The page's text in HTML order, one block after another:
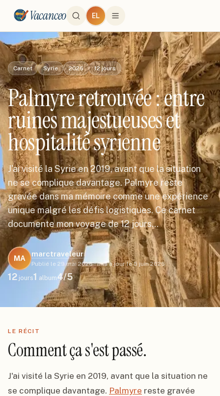
Vacanceo EL
Carnet Syrie 2026 12jours
Palmyre retrouvée : entre
ruines majestueuses et
hospitalité syrienne
J'ai visité la Syrie en 2019, avant que la situation
ne se complique davantage. Palmyre reste
gravée dans ma mémoire comme une expérience
unique malgré les défis logistiques. Ce carnet
documente mon voyage de 12 jours…
MA
marctraveleur
Publié le 29 mai 2026·mis à jour le 5 juin 2026
12 jours1 album4/5
LE RÉCIT
Comment ça s'est passé.
J'ai visité la Syrie en 2019, avant que la situation ne
se complique davantage. Palmyre reste gravée